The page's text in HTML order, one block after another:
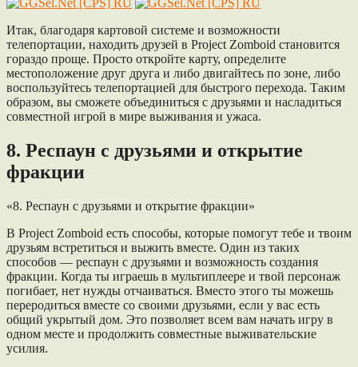
Итак, благодаря картовой системе и возможности
телепортации, находить друзей в Project Zomboid становится
гораздо проще. Просто откройте карту, определите
местоположение друг друга и либо двигайтесь по зоне, либо
воспользуйтесь телепортацией для быстрого перехода. Таким
образом, вы сможете объединиться с друзьями и насладиться
совместной игрой в мире выживания и ужаса.
8. Респаун с друзьями и открытие
фракции
«8. Респаун с друзьями и открытие фракции»
В Project Zomboid есть способы, которые помогут тебе и твоим
друзьям встретиться и выжить вместе. Один из таких
способов — респаун с друзьями и возможность создания
фракции. Когда ты играешь в мультиплеере и твой персонаж
погибает, нет нужды отчаиваться. Вместо этого ты можешь
переродиться вместе со своими друзьями, если у вас есть
общий укрытый дом. Это позволяет всем вам начать игру в
одном месте и продолжить совместные выживательские
усилия.